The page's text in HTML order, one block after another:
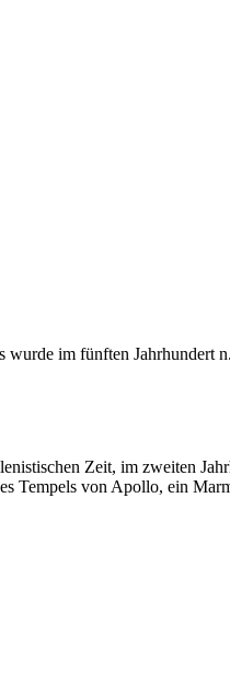
wurde im fünften Jahrhundert
Zeit, im zweiten
Tempels von Apollo, ein